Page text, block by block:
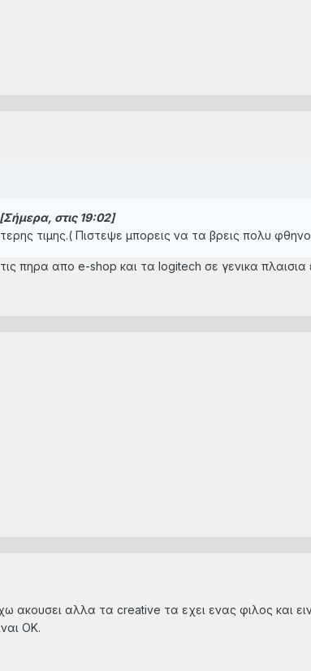
στις 19:02]
τιμης.( Πιστεψε μπορεις να τα βρεις πολυ
πηρα απο e-shop και τα logitech σε γενικα
ακουσει αλλα τα creative τα εχει ενας φιλος και
ΟΚ.